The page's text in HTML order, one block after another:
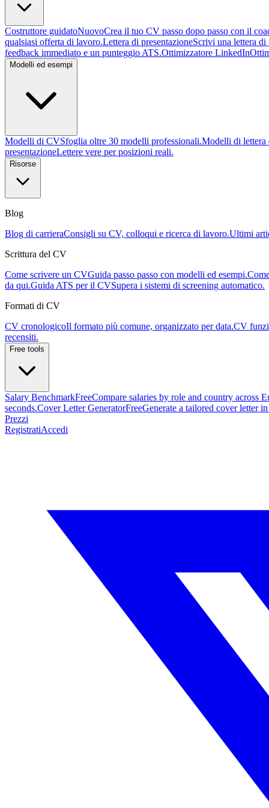
Costruttore guidatoNuovoCrea il tuo CV passo dopo passo con il
qualsiasi offerta di lavoro.Lettera di presentazioneScrivi una lettera di
feedback immediato e un punteggio ATS.Ottimizzatore LinkedIn
Modelli ed esempi
Modelli di CVSfoglia oltre 30 modelli professionali.Modelli di lettera
presentazioneLettere vere per posizioni reali.
Risorse
Blog
Blog di carrieraConsigli su CV, colloqui e ricerca di lavoro.Ultimi
Scrittura del CV
Come scrivere un CVGuida passo passo con modelli ed esempi.
da qui.Guida ATS per il CVSupera i sistemi di screening automatico.
Formati di CV
CV cronologicoIl formato più comune, organizzato per data.CV
recensiti.
Free tools
Salary BenchmarkFreeCompare salaries by role and country across
seconds.Cover Letter GeneratorFreeGenerate a tailored cover letter
Prezzi
RegistratiAccedi